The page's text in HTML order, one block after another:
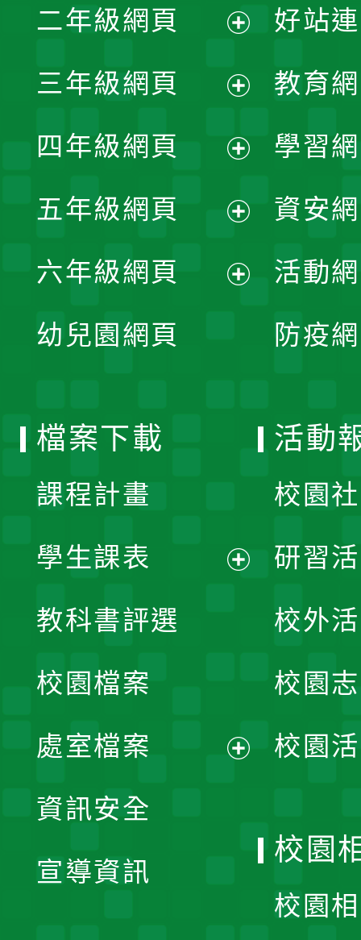
開
選
單
二年級網頁
開
選
單
三年級網頁
開
選
單
四年級網頁
開
選
五年級網頁
開
六年級網頁
幼兒園網頁
好站
教育
學習
資安
活動
防疫
檔案下載
課程計畫
學生課表
單
教科書評選
校園檔案
處室檔案
資訊安全
宣導資訊
活動
校園
研習
校外
校園
校園
校園
校園